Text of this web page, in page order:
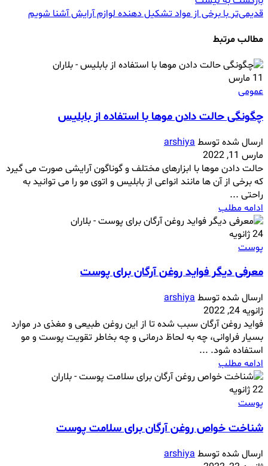
قدیمی‌تر با برخی از مواد تشکیل دهنده لوازم آرایش آشنا شویم
مطالب مرتبط
11 مارس
عمومی
چگونگی حالت دادن موها با استفاده از بابلیس
ارسال شده توسطarshiya
مارس 11, 2022
حالت دادن موها با ابزارهای مختلف و گوناگون آرایشی صورت می گیرد
که برخی از آن ها مانند انواعی از بابلیس و اتوی مو را می توانید به
راحتی ...
ادامه مطلب
24ژانویه
پوست
معرفی دیگر فواید روغن آرگان برای پوست
ارسال شده توسطarshiya
ژانویه 24, 2022
فواید روغن آرگان سبب شده تا از این روغن طبیعی و مغذی در موارد
بسیار فراوانی، چه به لحاظ درمانی و چه بخاطر تقویت پوست و مو
استفاده شود. ...
ادامه مطلب
22ژانویه
پوست
شناخت خواص روغن آرگان برای سلامت پوست
ارسال شده توسطarshiya